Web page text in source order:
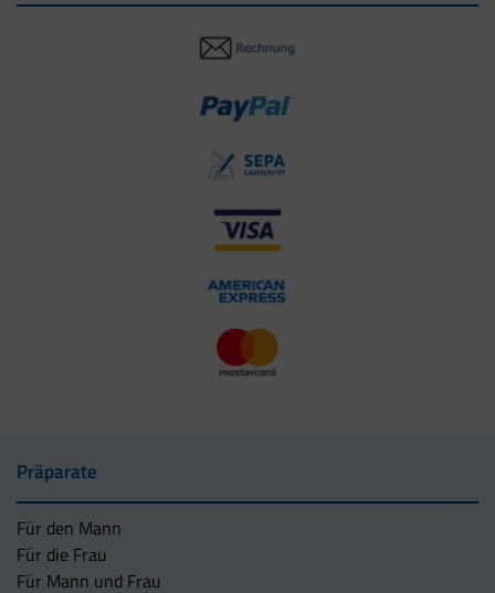
Präparate
Für den Mann
Für die Frau
Für Mann und Frau